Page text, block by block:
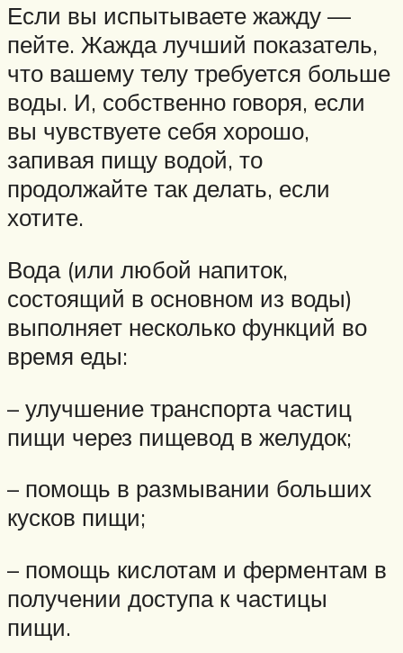
Если вы испытываете жажду —
пейте. Жажда лучший показатель,
что вашему телу требуется больше
воды. И, собственно говоря, если
вы чувствуете себя хорошо,
запивая пищу водой, то
продолжайте так делать, если
хотите.
Вода (или любой напиток,
состоящий в основном из воды)
выполняет несколько функций во
время еды:
– улучшение транспорта частиц
пищи через пищевод в желудок;
– помощь в размывании больших
кусков пищи;
– помощь кислотам и ферментам в
получении доступа к частицы
пищи.